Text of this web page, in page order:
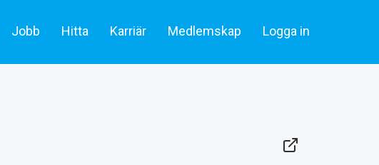
Jobb
Alla jobb
Hitta
Skådespelare & statister
Karriär
Artiklar
Medlemskap
Skådespelare & Statister
Logga in